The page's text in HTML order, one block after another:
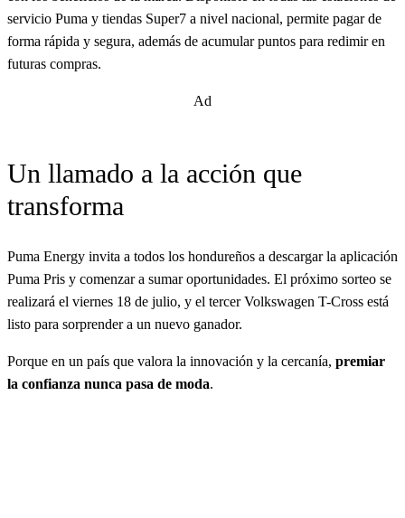
servicio Puma y tiendas Super7 a nivel nacional, permite pagar de
forma rápida y segura, además de acumular puntos para redimir en
futuras compras.
Ad
Un llamado a la acción que
transforma
Puma Energy invita a todos los hondureños a descargar la aplicación
Puma Pris y comenzar a sumar oportunidades. El próximo sorteo se
realizará el viernes 18 de julio, y el tercer Volkswagen T-Cross está
listo para sorprender a un nuevo ganador.
Porque en un país que valora la innovación y la cercanía, premiar
la confianza nunca pasa de moda.